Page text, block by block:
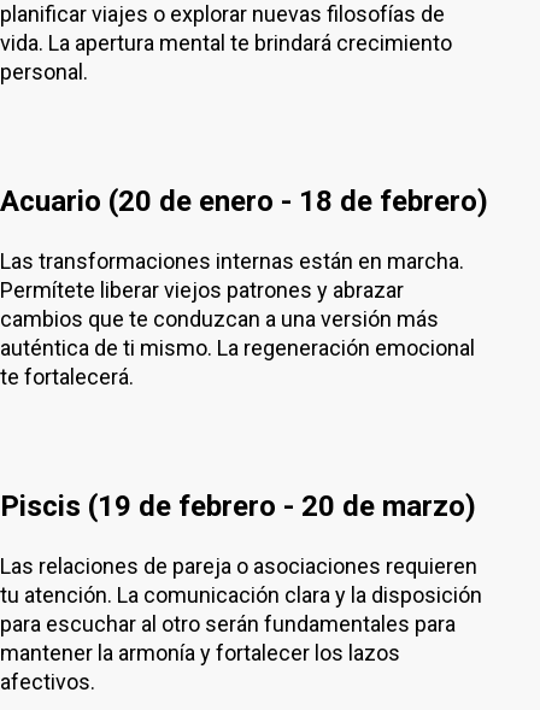
planificar viajes o explorar nuevas filosofías de
vida. La apertura mental te brindará crecimiento
personal.
Acuario (20 de enero - 18 de febrero)
Las transformaciones internas están en marcha.
Permítete liberar viejos patrones y abrazar
cambios que te conduzcan a una versión más
auténtica de ti mismo. La regeneración emocional
te fortalecerá.
Piscis (19 de febrero - 20 de marzo)
Las relaciones de pareja o asociaciones requieren
tu atención. La comunicación clara y la disposición
para escuchar al otro serán fundamentales para
mantener la armonía y fortalecer los lazos
afectivos.